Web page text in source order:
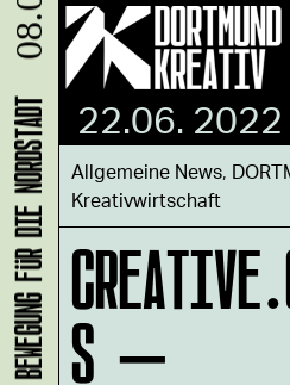
22.06. 2022
Allgemeine News,
Kreativwirtschaft
S –